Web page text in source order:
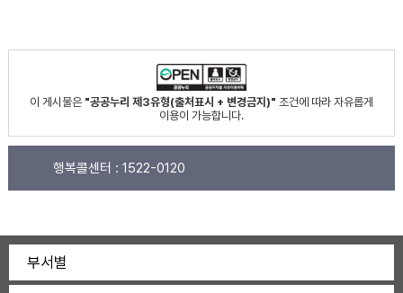
이 게시물은 "공공누리 제3유형(출처표시 + 변경금지)" 조건에 따라 자유롭게
이용이 가능합니다.
행복콜센터 : 1522-0120
부서별